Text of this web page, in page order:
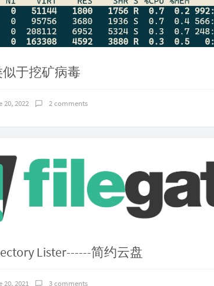
行热点共享教程——移动端
3, 2022 1 comments
于挖矿病毒